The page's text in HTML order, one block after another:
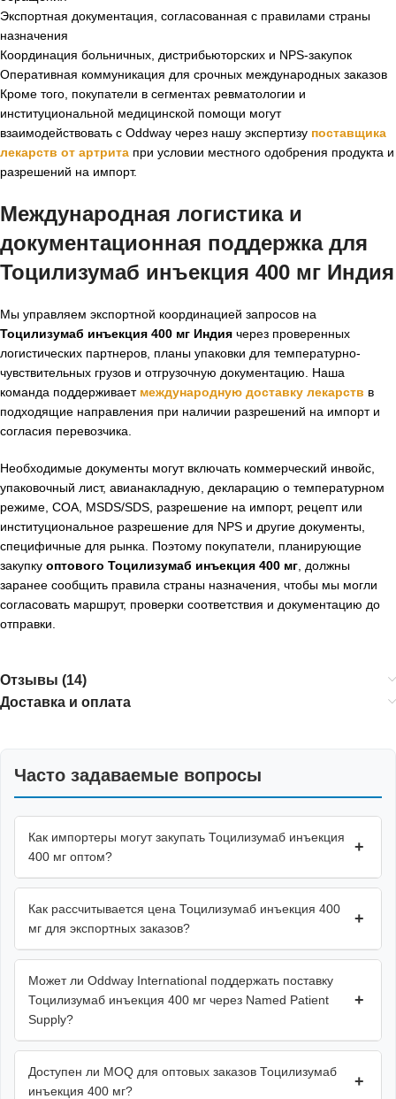
Экспортная документация, согласованная с правилами страны
назначения
Координация больничных, дистрибьюторских и NPS-закупок
Оперативная коммуникация для срочных международных заказов
Кроме того, покупатели в сегментах ревматологии и
институциональной медицинской помощи могут
взаимодействовать с Oddway через нашу экспертизу поставщика
лекарств от артрита при условии местного одобрения продукта и
разрешений на импорт.
Международная логистика и
документационная поддержка для
Тоцилизумаб инъекция 400 мг Индия
Мы управляем экспортной координацией запросов на
Тоцилизумаб инъекция 400 мг Индия через проверенных
логистических партнеров, планы упаковки для температурно-
чувствительных грузов и отгрузочную документацию. Наша
команда поддерживает международную доставку лекарств в
подходящие направления при наличии разрешений на импорт и
согласия перевозчика.
Необходимые документы могут включать коммерческий инвойс,
упаковочный лист, авианакладную, декларацию о температурном
режиме, COA, MSDS/SDS, разрешение на импорт, рецепт или
институциональное разрешение для NPS и другие документы,
специфичные для рынка. Поэтому покупатели, планирующие
закупку оптового Тоцилизумаб инъекция 400 мг , должны
заранее сообщить правила страны назначения, чтобы мы могли
согласовать маршрут, проверки соответствия и документацию до
отправки.
Отзывы (14)
Доставка и оплата
Часто задаваемые вопросы
Как импортеры могут закупать Тоцилизумаб инъекция
400 мг оптом?
+
Как рассчитывается цена Тоцилизумаб инъекция 400
мг для экспортных заказов?
+
Может ли Oddway International поддержать поставку
Тоцилизумаб инъекция 400 мг через Named Patient
Supply?
+
Доступен ли MOQ для оптовых заказов Тоцилизумаб
инъекция 400 мг?
+